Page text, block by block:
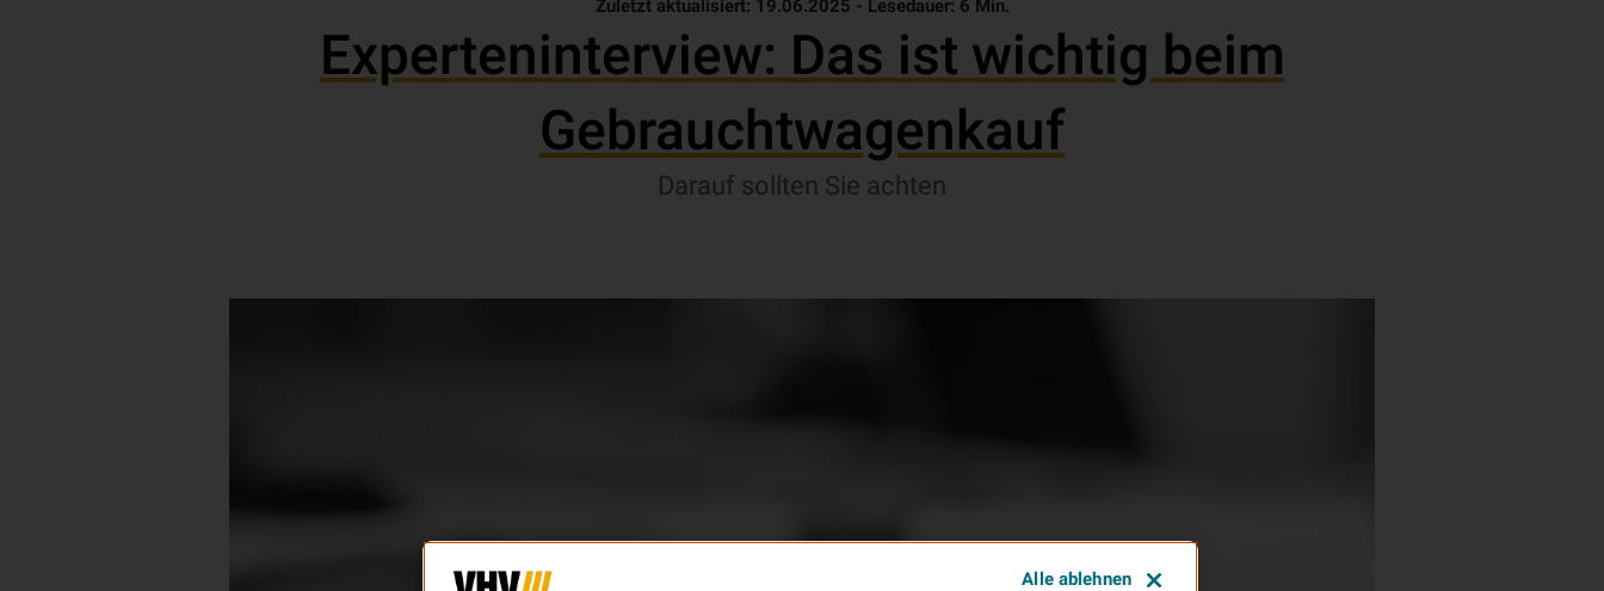
Zuletzt aktualisiert: 19.06.2025 - Lesedauer: 6 Min.
Experteninterview: Das ist wichtig beim
Gebrauchtwagenkauf
Darauf sollten Sie achten
Alle ablehnen